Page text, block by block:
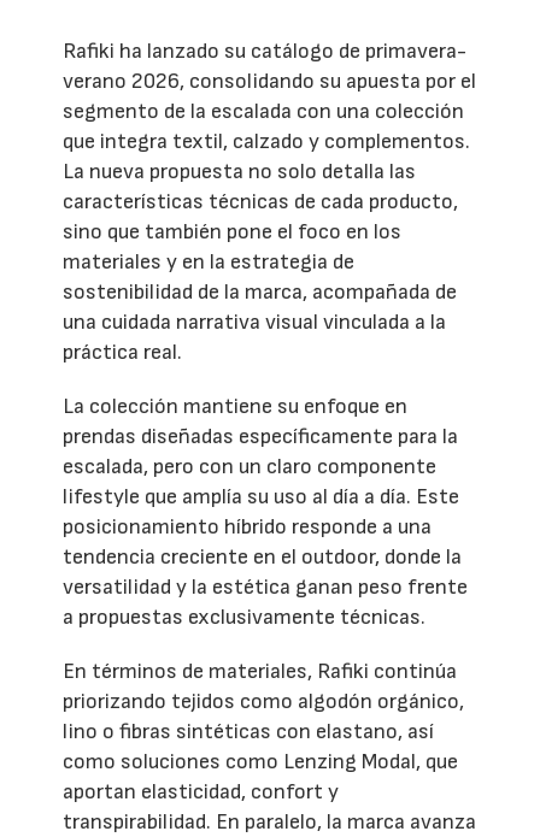
Rafiki ha lanzado su catálogo de primavera-
verano 2026, consolidando su apuesta por el
segmento de la escalada con una colección
que integra textil, calzado y complementos.
La nueva propuesta no solo detalla las
características técnicas de cada producto,
sino que también pone el foco en los
materiales y en la estrategia de
sostenibilidad de la marca, acompañada de
una cuidada narrativa visual vinculada a la
práctica real.
La colección mantiene su enfoque en
prendas diseñadas específicamente para la
escalada, pero con un claro componente
lifestyle que amplía su uso al día a día. Este
posicionamiento híbrido responde a una
tendencia creciente en el outdoor, donde la
versatilidad y la estética ganan peso frente
a propuestas exclusivamente técnicas.
En términos de materiales, Rafiki continúa
priorizando tejidos como algodón orgánico,
lino o fibras sintéticas con elastano, así
como soluciones como Lenzing Modal, que
aportan elasticidad, confort y
transpirabilidad. En paralelo, la marca avanza